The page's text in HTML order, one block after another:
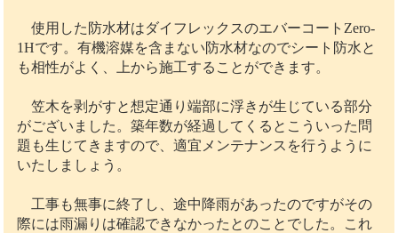
使用した防水材はダイフレックスのエバーコートZero-
1Hです。有機溶媒を含まない防水材なのでシート防水と
も相性がよく、上から施工することができます。
笠木を剥がすと想定通り端部に浮きが生じている部分
がございました。築年数が経過してくるとこういった問
題も生じてきますので、適宜メンテナンスを行うように
いたしましょう。
工事も無事に終了し、途中降雨があったのですがその
際には雨漏りは確認できなかったとのことでした。これ